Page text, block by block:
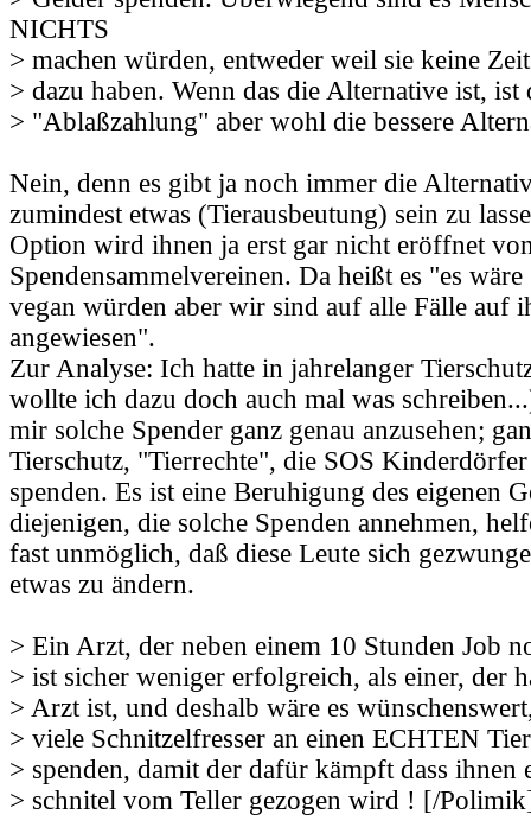
NICHTS
> machen würden, entweder weil sie keine
> dazu haben. Wenn das die Alternative ist, ist
> "Ablaßzahlung" aber wohl die bessere
Nein, denn es gibt ja noch immer die
zumindest etwas (Tierausbeutung) sein zu
Option wird ihnen ja erst gar nicht eröffnet
Spendensammelvereinen. Da heißt es "es
vegan würden aber wir sind auf alle Fälle auf
angewiesen".
Zur Analyse: Ich hatte in jahrelanger
wollte ich dazu doch auch mal was
mir solche Spender ganz genau anzusehen;
Tierschutz, "Tierrechte", die SOS
spenden. Es ist eine Beruhigung des eigenen
diejenigen, die solche Spenden annehmen,
fast unmöglich, daß diese Leute sich
etwas zu ändern.
> Ein Arzt, der neben einem 10 Stunden Job
> ist sicher weniger erfolgreich, als einer, der
> Arzt ist, und deshalb wäre es
> viele Schnitzelfresser an einen ECHTEN
> spenden, damit der dafür kämpft dass ihnen
> schnitel vom Teller gezogen wird ! [/